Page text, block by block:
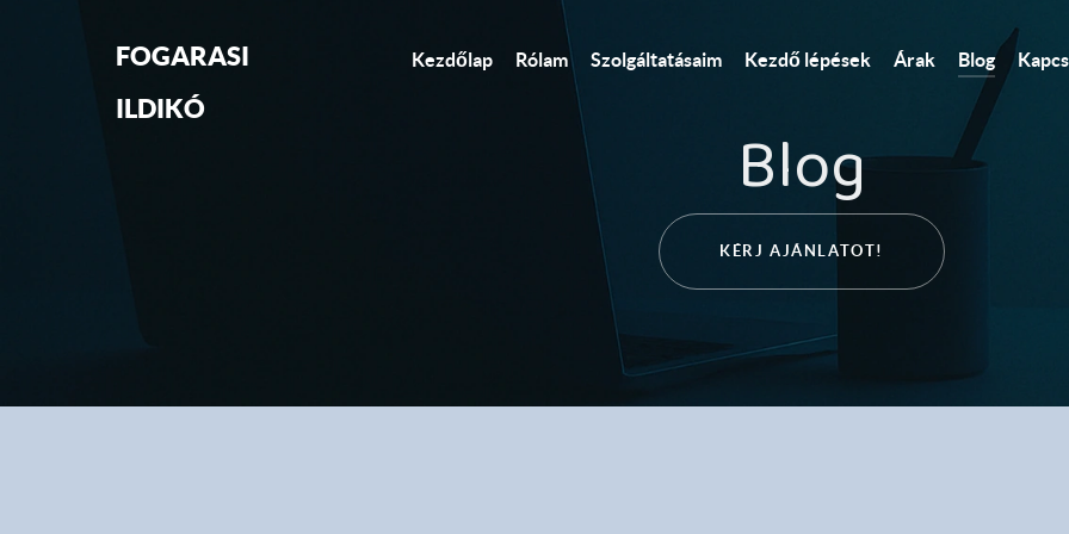
FOGARASI
ILDIKÓ
Kezdőlap Rólam Szolgáltatásaim Kezdő lépések Árak Blog
Blog
KÉRJ AJÁNLATOT!